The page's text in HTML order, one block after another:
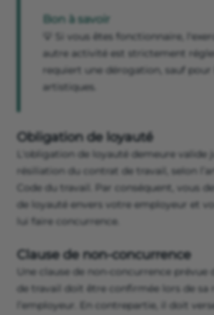
Bon à savoir
💡 Si vous êtes fonctionnaire,
autre activité est strictement
requiert une dérogation, sauf pour
artistiques.
Obligation de loyauté
L'obligation de loyauté demeure valide
résiliation du contrat de travail, selon
Code du travail. Par conséquent, vous
de loyauté envers votre employeur et
lui faire concurrence.
Clause de non-concurrence
Une clause de non-concurrence prévue
de travail doit être confirmée lors de sa
l’employeur. En contrepartie, il doit